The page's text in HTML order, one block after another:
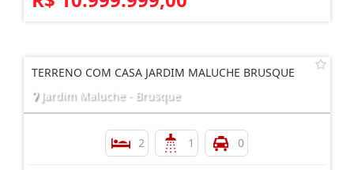
TERRENO COM CASA JARDIM MALUCHE BRUSQUE
Jardim Maluche - Brusque
2 1 0